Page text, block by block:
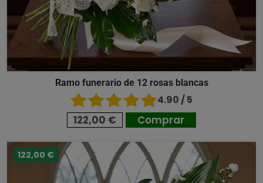
Ramo funerario de 12 rosas blancas
4.90 / 5
122,00 € Comprar
122,00 €